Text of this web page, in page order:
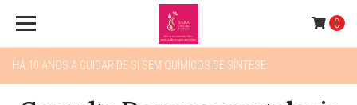
HÁ 10 ANOS A CUIDAR DE SI SEM QUÍMICOS DE SÍNTESE
0